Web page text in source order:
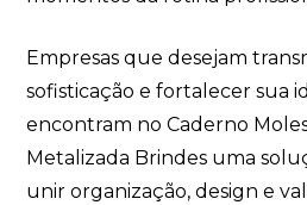
Empresas que desejam
sofisticação e fortalecer sua
encontram no Caderno
Metalizada Brindes uma
unir organização, design e